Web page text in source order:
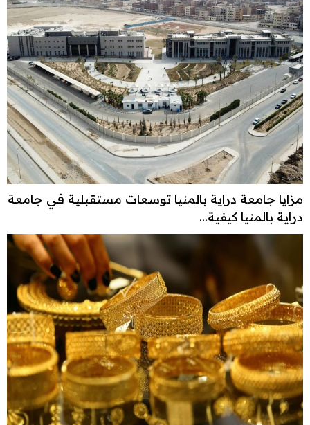
مزايا جامعة دراية بالمنيا توسعات مستقبلية في جامعة
دراية بالمنيا كيفية...